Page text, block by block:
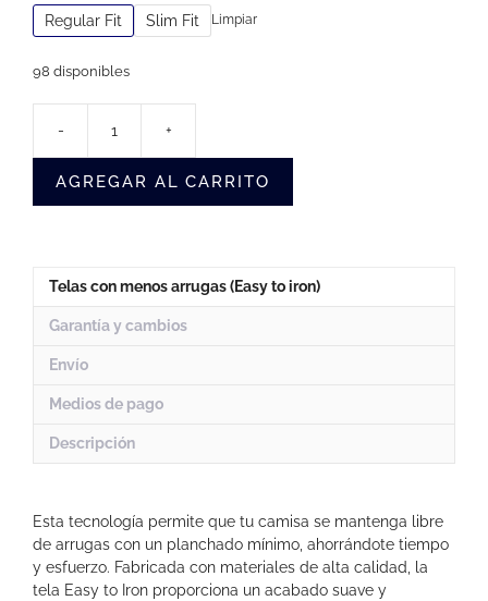
Regular Fit Slim Fit Limpiar
98 disponibles
-
Sin
Arrugas
Azul
(Pizzas)
cantidad
+
AGREGAR AL CARRITO
Telas con menos arrugas (Easy to iron)
Garantía y cambios
Envío
Medios de pago
Descripción
Esta tecnología permite que tu camisa se mantenga libre
de arrugas con un planchado mínimo, ahorrándote tiempo
y esfuerzo. Fabricada con materiales de alta calidad, la
tela Easy to Iron proporciona un acabado suave y